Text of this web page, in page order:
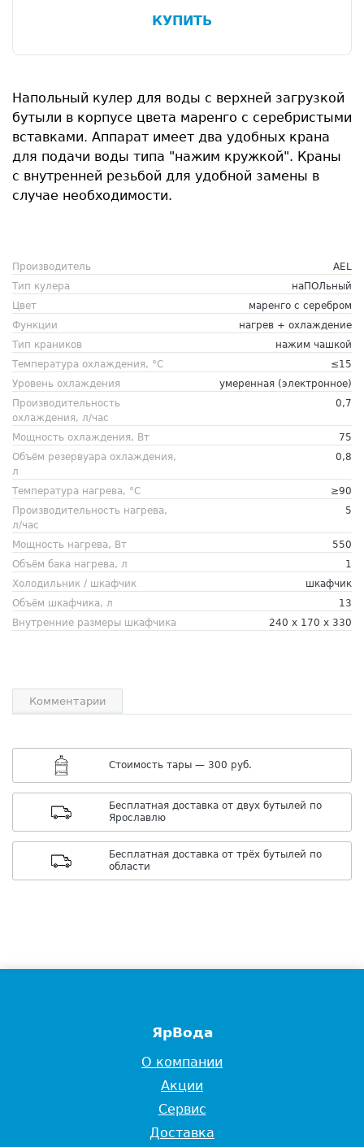
КУПИТЬ
Напольный кулер для воды с верхней загрузкой
бутыли в корпусе цвета маренго с серебристыми
вставками. Аппарат имеет два удобных крана
для подачи воды типа "нажим кружкой". Краны
с внутренней резьбой для удобной замены в
случае необходимости.
Производитель
AEL
Тип кулера
наПОЛьный
Цвет
маренго с серебром
Функции
нагрев + охлаждение
Тип краников
нажим чашкой
Температура охлаждения, °C
≤15
Уровень охлаждения
умеренная (электронное)
Производительность
охлаждения, л/час
0,7
Мощность охлаждения, Вт
75
Объём резервуара охлаждения,
л
0,8
Температура нагрева, °C
≥90
Производительность нагрева,
л/час
5
Мощность нагрева, Вт
550
Объём бака нагрева, л
1
Холодильник / шкафчик
шкафчик
Объём шкафчика, л
13
Внутренние размеры шкафчика
240 x 170 x 330
Комментарии
Cтоимость тары — 300 руб.
Бесплатная доставка от двух бутылей по
Ярославлю
Бесплатная доставка от трёх бутылей по
области
ЯрВода
О компании
Акции
Сервис
Доставка